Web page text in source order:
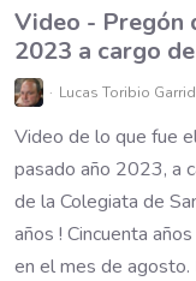
Video - Pregón
2023 a cargo
Lucas Toribio
Video de lo que fue
pasado año 2023, a
de la Colegiata de
años ! Cincuenta
en el mes de agosto.